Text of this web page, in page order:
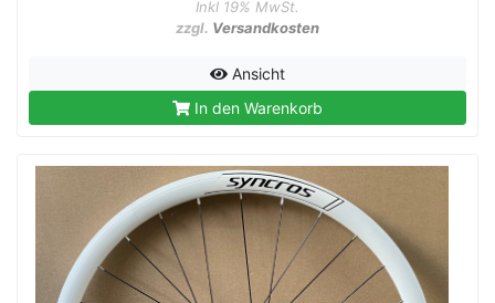
Inkl 19% MwSt.
zzgl. Versandkosten
Ansicht
In den Warenkorb